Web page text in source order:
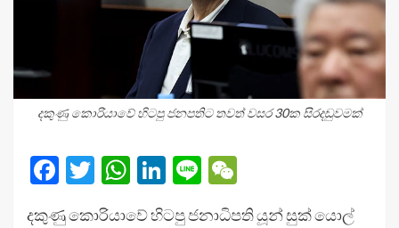
දකුණු කොරියාවේ හිටපු ජනපතිට තවත් වසර 30ක සිරදඬුවමක්
Facebook
Twitter
WhatsApp
LinkedIn
Line
දකුණු කොරියාවේ හිටපු ජනාධිපති යූන් සුක් යොල්